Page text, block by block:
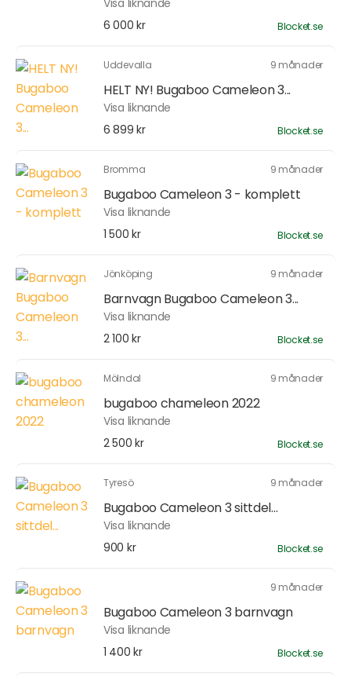
Visa liknande
6 000 kr
Blocket.se
Uddevalla 9 månader
HELT NY! Bugaboo Cameleon 3...
Visa liknande
6 899 kr
Blocket.se
Bromma 9 månader
Bugaboo Cameleon 3 - komplett
Visa liknande
1 500 kr
Blocket.se
Jönköping 9 månader
Barnvagn Bugaboo Cameleon 3...
Visa liknande
2 100 kr
Blocket.se
Mölndal 9 månader
bugaboo chameleon 2022
Visa liknande
2 500 kr
Blocket.se
Tyresö 9 månader
Bugaboo Cameleon 3 sittdel...
Visa liknande
900 kr
Blocket.se
9 månader
Bugaboo Cameleon 3 barnvagn
Visa liknande
1 400 kr
Blocket.se